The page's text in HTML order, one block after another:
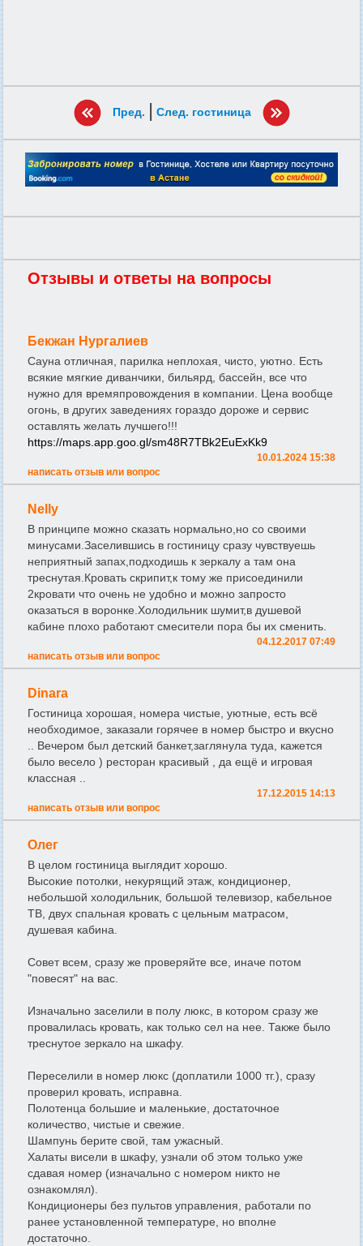
Пред. | След. гостиница
Отзывы и ответы на вопросы
Бекжан Нургалиев
Сауна отличная, парилка неплохая, чисто, уютно. Есть
всякие мягкие диванчики, бильярд, бассейн, все что
нужно для времяпровождения в компании. Цена вообще
огонь, в других заведениях гораздо дороже и сервис
оставлять желать лучшего!!!
https://maps.app.goo.gl/sm48R7TBk2EuExKk9
10.01.2024 15:38
написать отзыв или вопрос
Nelly
В принципе можно сказать нормально,но со своими
минусами.Заселившись в гостиницу сразу чувствуешь
неприятный запах,подходишь к зеркалу а там она
треснутая.Кровать скрипит,к тому же присоединили
2кровати что очень не удобно и можно запросто
оказаться в воронке.Холодильник шумит,в душевой
кабине плохо работают смесители пора бы их сменить.
04.12.2017 07:49
написать отзыв или вопрос
Dinara
Гостиница хорошая, номера чистые, уютные, есть всё
необходимое, заказали горячее в номер быстро и вкусно
.. Вечером был детский банкет,заглянула туда, кажется
было весело ) ресторан красивый , да ещё и игровая
классная ..
17.12.2015 14:13
написать отзыв или вопрос
Олег
В целом гостиница выглядит хорошо.
Высокие потолки, некурящий этаж, кондиционер,
небольшой холодильник, большой телевизор, кабельное
ТВ, двух спальная кровать с цельным матрасом,
душевая кабина.
Совет всем, сразу же проверяйте все, иначе потом
"повесят" на вас.
Изначально заселили в полу люкс, в котором сразу же
провалилась кровать, как только сел на нее. Также было
треснутое зеркало на шкафу.
Переселили в номер люкс (доплатили 1000 тг.), сразу
проверил кровать, исправна.
Полотенца большие и маленькие, достаточное
количество, чистые и свежие.
Шампунь берите свой, там ужасный.
Халаты висели в шкафу, узнали об этом только уже
сдавая номер (изначально с номером никто не
ознакомлял).
Кондиционеры без пультов управления, работали по
ранее установленной температуре, но вполне
достаточно.